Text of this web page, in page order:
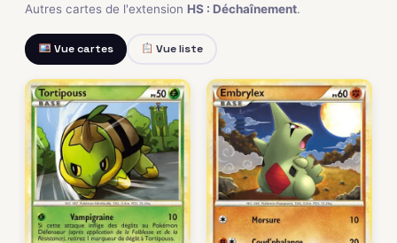
Autres cartes de l'extension HS : Déchaînement.
Vue cartes Vue liste